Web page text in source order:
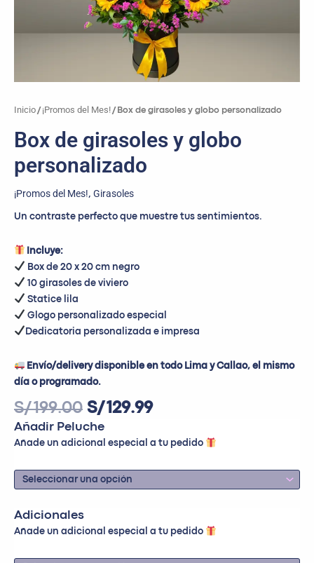
Inicio / ¡Promos del Mes! / Box de girasoles y globo personalizado
Box de girasoles y globo
personalizado
¡Promos del Mes!, Girasoles
Un contraste perfecto que muestre tus sentimientos.
Incluye:
Box de 20 x 20 cm negro
10 girasoles de viviero
Statice lila
Glogo personalizado especial
Dedicatoria personalizada e impresa
Envío/delivery disponible en todo Lima y Callao, el mismo
día o programado.
S/199.00 S/129.99
Añadir Peluche
Añade un adicional especial a tu pedido
Adicionales
Añade un adicional especial a tu pedido